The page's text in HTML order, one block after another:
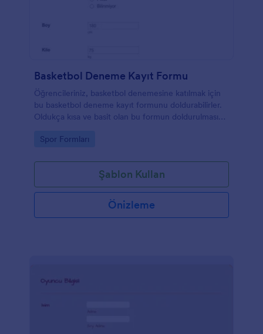
Basketbol Deneme Kayıt Formu
Öğrencileriniz, basketbol denemesine katılmak için
bu basketbol deneme kayıt formunu doldurabilirler.
Oldukça kısa ve basit olan bu formun doldurulması
iseniz, basketbol etkinliğiniz için bu basketbol
Go to Category:
Spor Formları
Şablon Kullan
Önizleme